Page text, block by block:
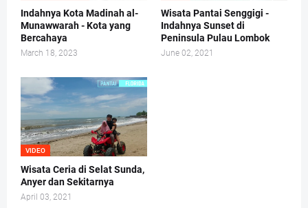
Indahnya Kota Madinah al-
Munawwarah - Kota yang
Bercahaya
March 18, 2023
Wisata Pantai Senggigi -
Indahnya Sunset di
Peninsula Pulau Lombok
June 02, 2021
VIDEO
Wisata Ceria di Selat Sunda,
Anyer dan Sekitarnya
April 03, 2021